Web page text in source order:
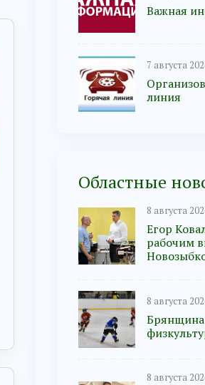
Важная
7 августа
линия
Областные
8 августа
Егор
рабочим
8 августа
Брянщина
8 августа